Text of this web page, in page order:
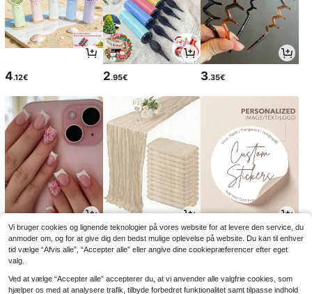
4.12€ 2.95€ 3.35€
3.84€3.88€ -1% 3.28€ 2.88€
Vi bruger cookies og lignende teknologier på vores website for at levere den service, du
anmoder om, og for at give dig den bedst mulige oplevelse på website. Du kan til enhver
tid vælge “Afvis alle”, “Accepter alle” eller angive dine cookiepræferencer efter eget
valg.
Ved at vælge “Accepter alle” accepterer du, at vi anvender alle valgfrie cookies, som
hjælper os med at analysere trafik, tilbyde forbedret funktionalitet samt tilpasse indhold